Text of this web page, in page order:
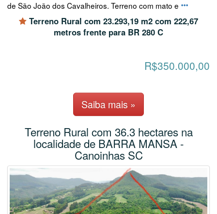
de São João dos Cavalheiros. Terreno com mato e
Terreno Rural com 23.293,19 m2 com 222,67
metros frente para BR 280 C
R$350.000,00
Saiba mais »
Terreno Rural com 36.3 hectares na
localidade de BARRA MANSA -
Canoinhas SC